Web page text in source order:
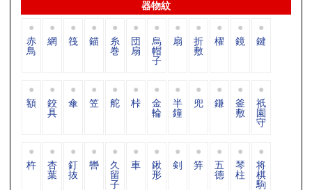
器物紋
赤
鳥
網 筏 錨 糸
巻
団
扇
烏
帽
子
扇 折
敷
櫂 鏡 鍵
額 鉸
具
傘 笠 舵 桛 金
輪
半
鐘
兜 鎌 釜
敷
祇
園
守
杵 杏
葉
釘
抜
轡 久
留
子
車 鍬
形
剣 笄 五
德
琴
柱
将
棋
駒